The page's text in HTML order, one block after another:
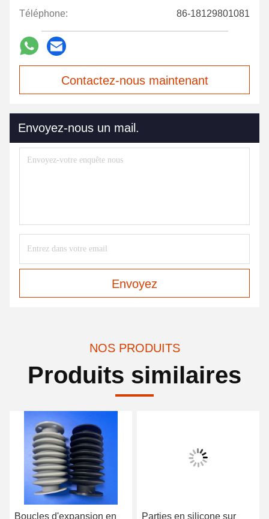
Téléphone: 86-18129801081
Contactez-nous maintenant
Envoyez-nous un mail.
Envoyez
NOS PRODUITS
Produits similaires
Boucles d'expansion en
Parties en silicone sur